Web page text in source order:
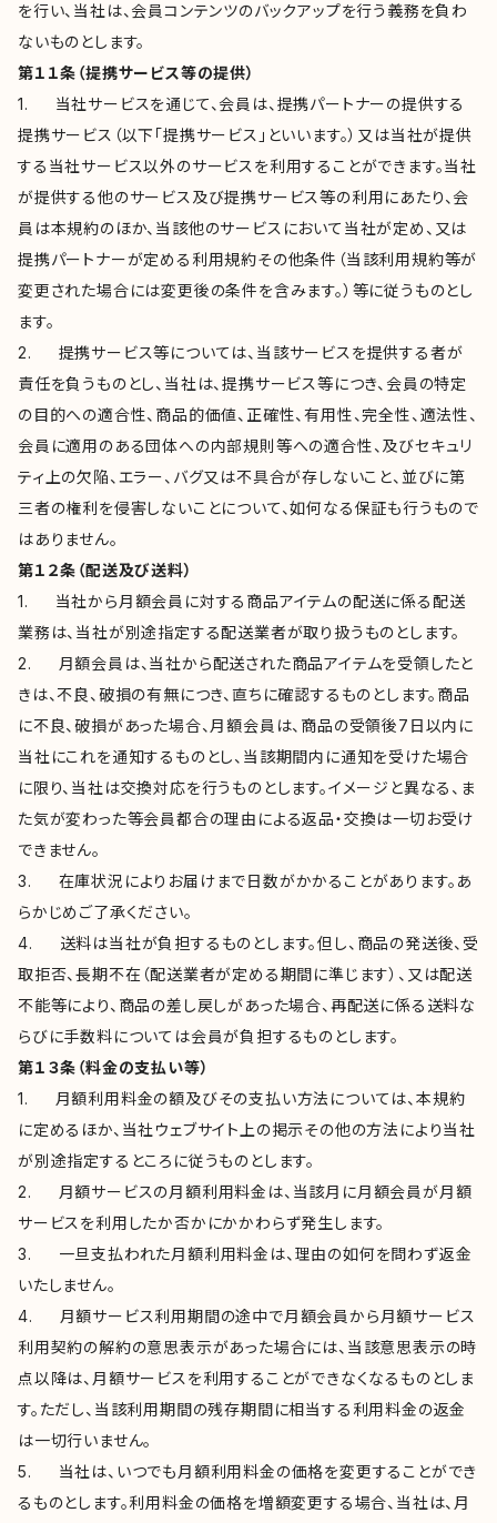
を行い、当社は、会員コンテンツのバックアップを行う義務を負わ
ないものとします。
第１１条（提携サービス等の提供）
1. 当社サービスを通じて、会員は、提携パートナーの提供する
提携サービス（以下「提携サービス」といいます。）又は当社が提供
する当社サービス以外のサービスを利用することができます。当社
が提供する他のサービス及び提携サービス等の利用にあたり、会
員は本規約のほか、当該他のサービスにおいて当社が定め、又は
提携パートナーが定める利用規約その他条件（当該利用規約等が
変更された場合には変更後の条件を含みます。）等に従うものとし
ます。
2. 提携サービス等については、当該サービスを提供する者が
責任を負うものとし、当社は、提携サービス等につき、会員の特定
の目的への適合性、商品的価値、正確性、有用性、完全性、適法性、
会員に適用のある団体への内部規則等への適合性、及びセキュリ
ティ上の欠陥、エラー、バグ又は不具合が存しないこと、並びに第
三者の権利を侵害しないことについて、如何なる保証も行うもので
はありません。
第１２条（配送及び送料）
1. 当社から月額会員に対する商品アイテムの配送に係る配送
業務は、当社が別途指定する配送業者が取り扱うものとします。
2. 月額会員は、当社から配送された商品アイテムを受領したと
きは、不良、破損の有無につき、直ちに確認するものとします。商品
に不良、破損があった場合、月額会員は、商品の受領後7日以内に
当社にこれを通知するものとし、当該期間内に通知を受けた場合
に限り、当社は交換対応を行うものとします。イメージと異なる、ま
た気が変わった等会員都合の理由による返品・交換は一切お受け
できません。
3. 在庫状況によりお届けまで日数がかかることがあります。あ
らかじめご了承ください。
4. 送料は当社が負担するものとします。但し、商品の発送後、受
取拒否、長期不在（配送業者が定める期間に準じます）、又は配送
不能等により、商品の差し戻しがあった場合、再配送に係る送料な
らびに手数料については会員が負担するものとします。
第１３条（料金の支払い等）
1. 月額利用料金の額及びその支払い方法については、本規約
に定めるほか、当社ウェブサイト上の掲示その他の方法により当社
が別途指定するところに従うものとします。
2. 月額サービスの月額利用料金は、当該月に月額会員が月額
サービスを利用したか否かにかかわらず発生します。
3. 一旦支払われた月額利用料金は、理由の如何を問わず返金
いたしません。
4. 月額サービス利用期間の途中で月額会員から月額サービス
利用契約の解約の意思表示があった場合には、当該意思表示の時
点以降は、月額サービスを利用することができなくなるものとしま
す。ただし、当該利用期間の残存期間に相当する利用料金の返金
は一切行いません。
5. 当社は、いつでも月額利用料金の価格を変更することができ
るものとします。利用料金の価格を増額変更する場合、当社は、月